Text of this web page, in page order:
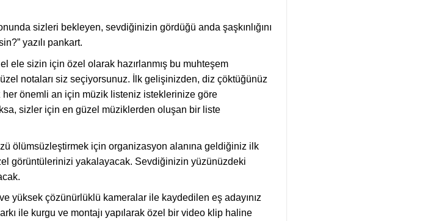
sizleri bekleyen, sevdiğinizin gördüğü anda şaşkınlığını
yazılı pankart.
ele sizin için özel olarak hazırlanmış bu muhteşem
notaları siz seçiyorsunuz. İlk gelişinizden, diz çöktüğünüz
önemli an için müzik listeniz isteklerinize göre
sizler için en güzel müziklerden oluşan bir liste
ölümsüzleştirmek için organizasyon alanına geldiğiniz ilk
görüntülerinizi yakalayacak. Sevdiğinizin yüzünüzdeki
yüksek çözünürlüklü kameralar ile kaydedilen eş adayınız
ile kurgu ve montajı yapılarak özel bir video klip haline